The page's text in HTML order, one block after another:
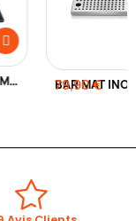
TAPIS DE BAR / SERVICE MAT BAR MAT
79,90 €